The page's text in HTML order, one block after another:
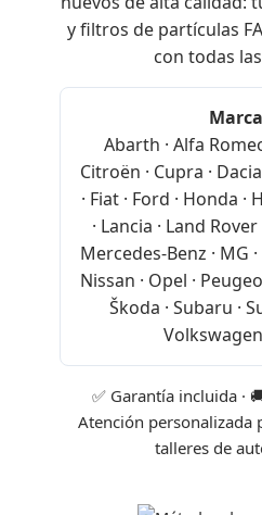
y filtros de partículas
con todas
Abarth · Alfa
Citroën · Cupra ·
· Fiat · Ford · Honda ·
· Lancia · Land Rover
Mercedes-Benz · MG
Nissan · Opel ·
Škoda · Subaru ·
✅ Garantía incluida ·
Atención personalizada
talleres de